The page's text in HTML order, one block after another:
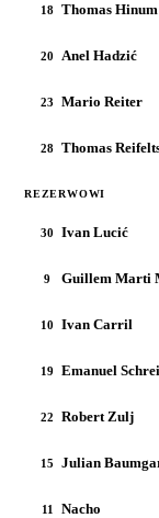
18 Thomas Hinum
20 Anel Hadzić
23 Mario Reiter
28 Thomas
REZERWOWI
30 Ivan Lucić
9 Guillem Marti
10 Ivan Carril
19 Emanuel
22 Robert Zulj
15 Julian
11 Nacho